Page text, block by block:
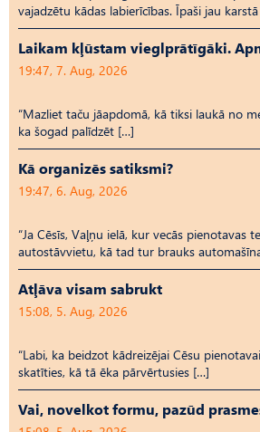
vajadzētu kādas labierīcības. Īpaši jau
Laikam kļūstam vieglprātīgāki.
19:47, 7. Aug, 2026
“Mazliet taču jāapdomā, kā tiksi laukā no
ka šogad palīdzēt […]
Kā organizēs satiksmi?
19:47, 6. Aug, 2026
“Ja Cēsīs, Vaļņu ielā, kur vecās pienotavas
autostāvvietu, kā tad tur brauks
Atļāva visam sabrukt
15:08, 5. Aug, 2026
“Labi, ka beidzot kādreizējai Cēsu
skatīties, kā tā ēka pārvērtusies […]
Vai, novelkot formu, pazūd